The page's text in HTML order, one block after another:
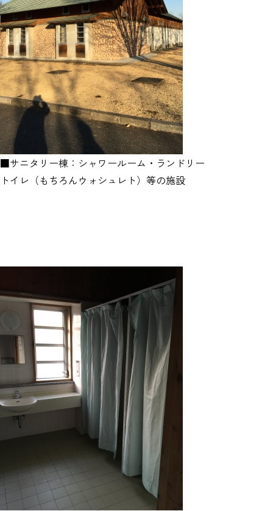
■サニタリー棟：シャワールーム・ランドリー
トイレ（もちろんウォシュレト）等の施設